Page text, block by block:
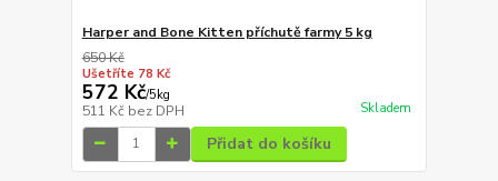
Harper and Bone Kitten příchutě farmy 5 kg
650 Kč
Ušetříte 78 Kč
572 Kč/5kg
511 Kč bez DPH Skladem
Přidat do košíku